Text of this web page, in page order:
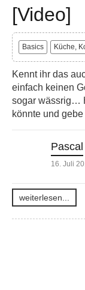
[Video]
Basics Küche,
Kennt ihr das
einfach keinen
sogar wässrig…
könnte und
Pascal
16. Juli
weiterlesen...